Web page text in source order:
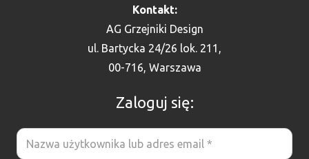
Kontakt:
AG Grzejniki Design
ul. Bartycka 24/26 lok. 211,
00-716, Warszawa
Zaloguj się: